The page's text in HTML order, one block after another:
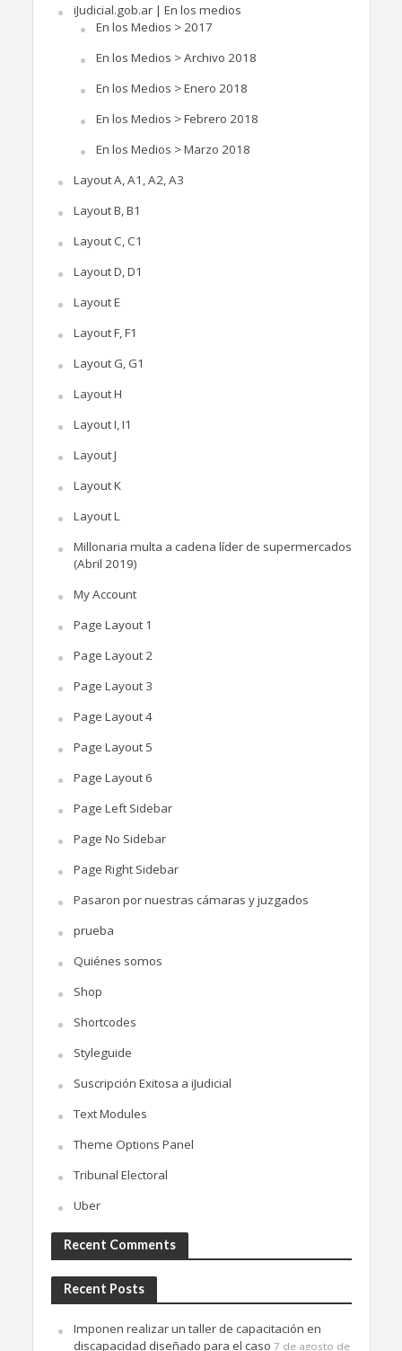
iJudicial.gob.ar | En los medios
En los Medios > 2017
En los Medios > Archivo 2018
En los Medios > Enero 2018
En los Medios > Febrero 2018
En los Medios > Marzo 2018
Layout A, A1, A2, A3
Layout B, B1
Layout C, C1
Layout D, D1
Layout E
Layout F, F1
Layout G, G1
Layout H
Layout I, I1
Layout J
Layout K
Layout L
Millonaria multa a cadena líder de supermercados
(Abril 2019)
My Account
Page Layout 1
Page Layout 2
Page Layout 3
Page Layout 4
Page Layout 5
Page Layout 6
Page Left Sidebar
Page No Sidebar
Page Right Sidebar
Pasaron por nuestras cámaras y juzgados
prueba
Quiénes somos
Shop
Shortcodes
Styleguide
Suscripción Exitosa a iJudicial
Text Modules
Theme Options Panel
Tribunal Electoral
Uber
Recent Comments
Recent Posts
Imponen realizar un taller de capacitación en
discapacidad diseñado para el caso 7 de agosto de